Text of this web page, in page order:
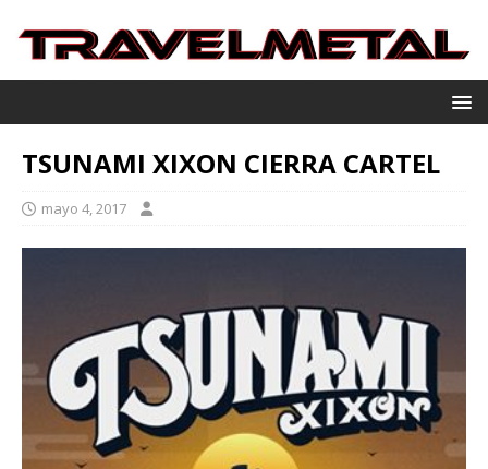
TSUNAMI XIXON CIERRA CARTEL
mayo 4, 2017